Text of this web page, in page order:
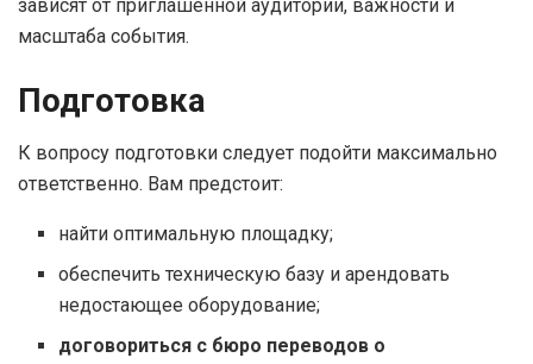
зависят от приглашенной аудитории, важности и
масштаба события.
Подготовка
К вопросу подготовки следует подойти максимально
ответственно. Вам предстоит:
найти оптимальную площадку;
обеспечить техническую базу и арендовать
недостающее оборудование;
договориться с бюро переводов о